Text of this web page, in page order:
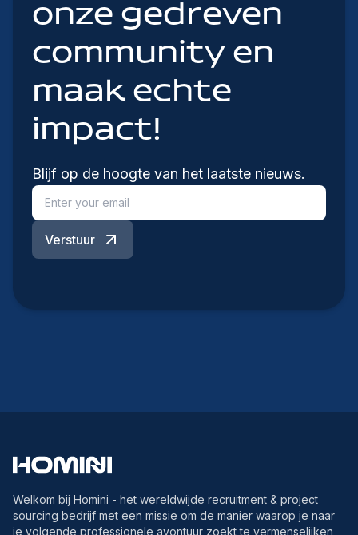
onze gedreven
community en
maak echte
impact!
Blijf op de hoogte van het laatste nieuws.
Verstuur
Welkom bij Homini - het wereldwijde recruitment & project
sourcing bedrijf met een missie om de manier waarop je naar
je volgende professionele avontuur zoekt te vermenselijken